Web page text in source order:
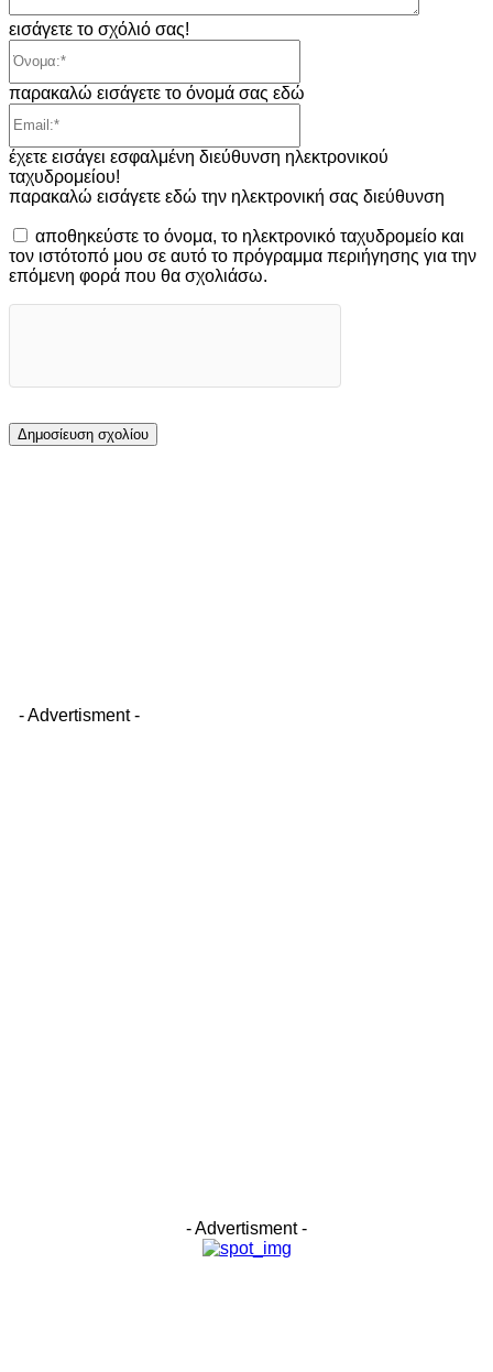
εισάγετε το σχόλιό σας!
παρακαλώ εισάγετε το όνομά σας εδώ
έχετε εισάγει εσφαλμένη διεύθυνση ηλεκτρονικού
ταχυδρομείου!
παρακαλώ εισάγετε εδώ την ηλεκτρονική σας διεύθυνση
αποθηκεύστε το όνομα, το ηλεκτρονικό ταχυδρομείο και
τον ιστότοπό μου σε αυτό το πρόγραμμα περιήγησης για την
επόμενη φορά που θα σχολιάσω.
- Advertisment -
- Advertisment -